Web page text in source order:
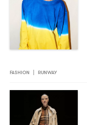
FASHION | RUNWAY